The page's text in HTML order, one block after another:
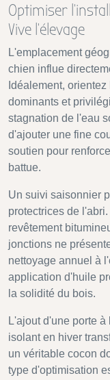
Optimiser
Vive l'élevage
L'emplacement
chien influe
Idéalement,
dominants et
stagnation de l'eau
d'ajouter une fine
soutien pour
battue.
Un suivi saisonnier
protectrices de
revêtement
jonctions ne
nettoyage annuel à
application d'huile
la solidité du bois.
L'ajout d'une porte
isolant en hiver
un véritable cocon
type d'optimisation